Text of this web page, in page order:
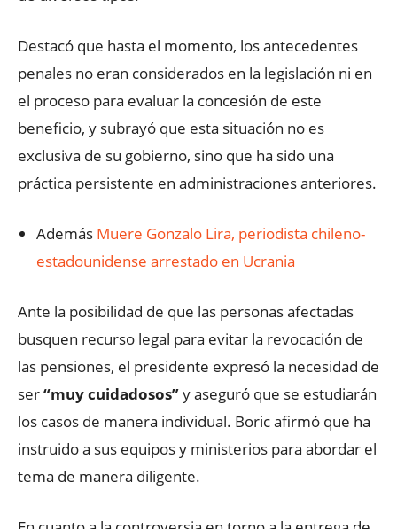
Destacó que hasta el momento, los antecedentes
penales no eran considerados en la legislación ni en
el proceso para evaluar la concesión de este
beneficio, y subrayó que esta situación no es
exclusiva de su gobierno, sino que ha sido una
práctica persistente en administraciones anteriores.
Además Muere Gonzalo Lira, periodista chileno-
estadounidense arrestado en Ucrania
Ante la posibilidad de que las personas afectadas
busquen recurso legal para evitar la revocación de
las pensiones, el presidente expresó la necesidad de
ser“muy cuidadosos”y aseguró que se estudiarán
los casos de manera individual. Boric afirmó que ha
instruido a sus equipos y ministerios para abordar el
tema de manera diligente.